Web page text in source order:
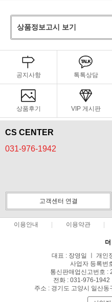
상품정보고시 보기
공지사항 톡톡상담
상품후기 VIP 게시판
CS CENTER
031-976-1942
고객센터 연결
이용안내 이용약관
대표 : 장영일 ㅣ 개인
사업자 등록번
통신판매업신고번호 :
전화 : 031-976-
주소 : 경기도 고양시 일산